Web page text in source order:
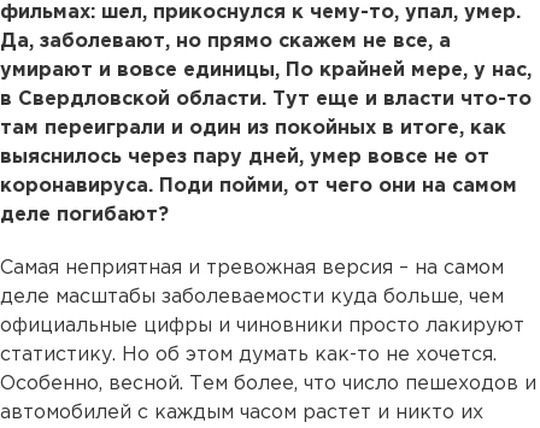
фильмах: шел, прикоснулся к чему-то, упал, умер.
Да, заболевают, но прямо скажем не все, а
умирают и вовсе единицы, По крайней мере, у нас,
в Свердловской области. Тут еще и власти что-то
там переиграли и один из покойных в итоге, как
выяснилось через пару дней, умер вовсе не от
коронавируса. Поди пойми, от чего они на самом
деле погибают?
Самая неприятная и тревожная версия – на самом
деле масштабы заболеваемости куда больше, чем
официальные цифры и чиновники просто лакируют
статистику. Но об этом думать как-то не хочется.
Особенно, весной. Тем более, что число пешеходов и
автомобилей с каждым часом растет и никто их